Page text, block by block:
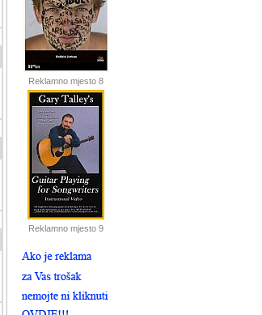
Reklamno mjesto 8
Reklamno mjesto 9